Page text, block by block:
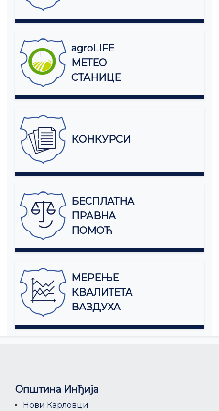
agroLIFE
МЕТЕО
СТАНИЦЕ
КОНКУРСИ
БЕСПЛАТНА
ПРАВНА
ПОМОЋ
МЕРЕЊЕ
КВАЛИТЕТА
ВАЗДУХА
Општина Инђија
Нови Карловци